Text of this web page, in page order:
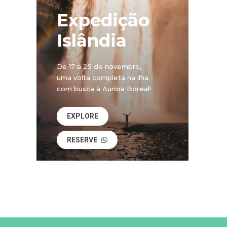
Expedição
Islândia
De 17 a 25 de novembro,
uma volta completa na ilha
com busca à Aurora Boreal!
EXPLORE
RESERVE